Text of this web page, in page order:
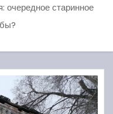
очередное старинное